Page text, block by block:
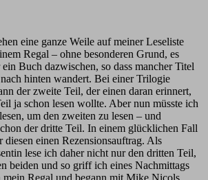
eine ganze Weile auf meiner Leseliste
Regal – ohne besonderen Grund, es
Buch dazwischen, so dass mancher Titel
hinten wandert. Bei einer Trilogie
der zweite Teil, der einen daran erinnert,
ja schon lesen wollte. Aber nun müsste ich
um den zweiten zu lesen – und
der dritte Teil. In einem glücklichen Fall
einen Rezensionsauftrag. Als
lese ich daher nicht nur den dritten Teil,
beiden und so griff ich eines Nachmittags
mein Regal und begann mit Mike Nicols